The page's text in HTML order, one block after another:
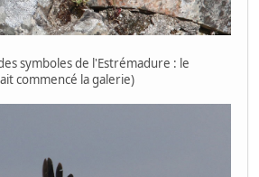
symboles de l'Estrémadure : le
commencé la galerie)